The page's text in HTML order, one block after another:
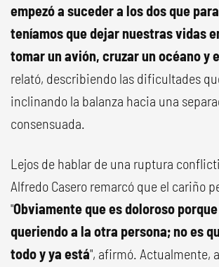
empezó a suceder a los dos que
teníamos que dejar nuestras vidas
tomar un avión, cruzar un océano y
relató, describiendo las dificultades
inclinando la balanza hacia una
consensuada.
Lejos de hablar de una ruptura
Alfredo Casero remarcó que el cariño
"Obviamente que es doloroso
queriendo a la otra persona; no es
todo y ya está", afirmó. Actualmente,